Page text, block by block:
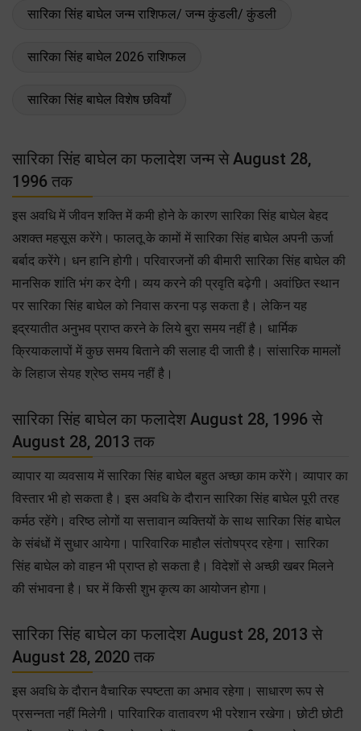
सारिका सिंह बाघेल जन्म राशिफल/ जन्म कुंडली/ कुंडली
सारिका सिंह बाघेल 2026 राशिफल
सारिका सिंह बाघेल विशेष छवियाँ
सारिका सिंह बाघेल का फलादेश जन्म से August 28,
1996 तक
इस अवधि में जीवन शक्ति में कमी होने के कारण सारिका सिंह बाघेल बेहद
अशक्त महसूस करेंगे। फालतू के कामों में सारिका सिंह बाघेल अपनी ऊर्जा
बर्बाद करेंगे। धन हानि होगी। परिवारजनों की बीमारी सारिका सिंह बाघेल की
मानसिक शांति भंग कर देगी। व्यय करने की प्रवृति बढ़ेगी। अवांछित स्थान
पर सारिका सिंह बाघेल को निवास करना पड़ सकता है। लेकिन यह
इद्रयातीत अनुभव प्राप्त करने के लिये बुरा समय नहीं है। धार्मिक
क्रियाकलापों में कुछ समय बिताने की सलाह दी जाती है। सांसारिक मामलों
के लिहाज सेयह श्रेष्ठ समय नहीं है।
सारिका सिंह बाघेल का फलादेश August 28, 1996 से
August 28, 2013 तक
व्यापार या व्यवसाय में सारिका सिंह बाघेल बहुत अच्छा काम करेंगे। व्यापार का
विस्तार भी हो सकता है। इस अवधि के दौरान सारिका सिंह बाघेल पूरी तरह
कर्मठ रहेंगे। वरिष्ठ लोगों या सत्तावान व्यक्तियों के साथ सारिका सिंह बाघेल
के संबंधों में सुधार आयेगा। पारिवारिक माहौल संतोषप्रद रहेगा। सारिका
सिंह बाघेल को वाहन भी प्राप्त हो सकता है। विदेशों से अच्छी खबर मिलने
की संभावना है। घर में किसी शुभ कृत्य का आयोजन होगा।
सारिका सिंह बाघेल का फलादेश August 28, 2013 से
August 28, 2020 तक
इस अवधि के दौरान वैचारिक स्पष्टता का अभाव रहेगा। साधारण रूप से
प्रसन्नता नहीं मिलेगी। पारिवारिक वातावरण भी परेशान रखेगा। छोटी छोटी